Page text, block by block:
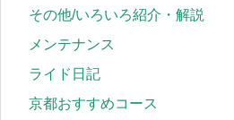
その他/いろいろ紹介・解説
メンテナンス
ライド日記
京都おすすめコース